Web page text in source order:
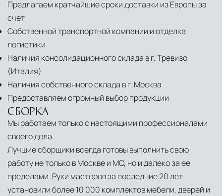
Предлагаем кратчайшие сроки доставки из Европы за
счет:
Собственной транспортной компании и отделка
логистики
Наличия консолидационного склада в г. Тревизо
(Италия)
Наличия собственного склада в г. Москва
Предоставляем огромный выбор продукции
СБОРКА
Мы работаем только с настоящими профессионалами
своего дела.
Лучшие сборщики всегда готовы выполнить свою
работу не только в Москве и МО, но и далеко за ее
пределами. Руки мастеров за последние 20 лет
установили более 10 000 комплектов мебели, дверей и